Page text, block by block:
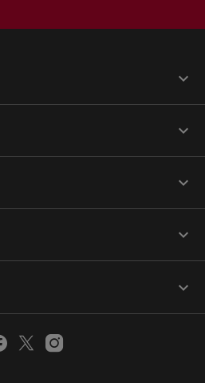



keyboard_arrow_down
